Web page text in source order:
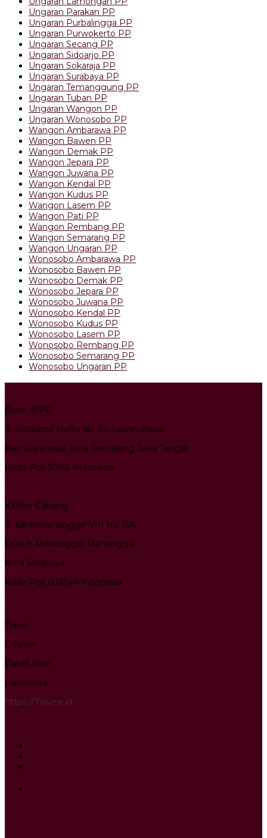
Ungaran Parakan PP
Ungaran Purbalingga PP
Ungaran Purwokerto PP
Ungaran Secang PP
Ungaran Sidoarjo PP
Ungaran Sokaraja PP
Ungaran Surabaya PP
Ungaran Temanggung PP
Ungaran Tuban PP
Ungaran Wangon PP
Ungaran Wonosobo PP
Wangon Ambarawa PP
Wangon Bawen PP
Wangon Demak PP
Wangon Jepara PP
Wangon Juwana PP
Wangon Kendal PP
Wangon Kudus PP
Wangon Lasem PP
Wangon Pati PP
Wangon Rembang PP
Wangon Semarang PP
Wangon Ungaran PP
Wonosobo Ambarawa PP
Wonosobo Bawen PP
Wonosobo Demak PP
Wonosobo Jepara PP
Wonosobo Juwana PP
Wonosobo Kendal PP
Wonosobo Kudus PP
Wonosobo Lasem PP
Wonosobo Rembang PP
Wonosobo Semarang PP
Wonosobo Ungaran PP
Ruko WPC
Jl. Soekarno Hatta No 10, Sawah Besar
Kec Gayamsari Kota Semarang Jawa Tengah
Kode Pos 50166 Indonesia
Kantor Cabang
Jl. Kertomenanggal VIII No 16A
Dukuh Menanggal, Menanggal
Kota Surabaya
Kode Pos 602344 Indonesia
Travel
Charter
Paket Kilat
Pariwisata
https://Travele.id